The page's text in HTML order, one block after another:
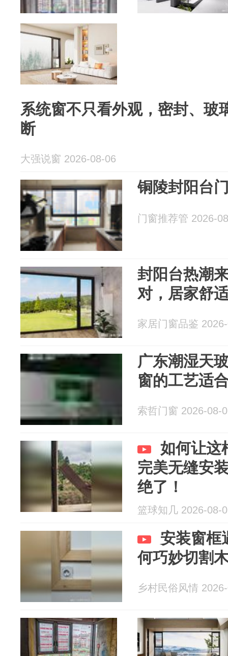
系统窗不只看外观，密封、玻
断
大强说窗 2026-08-06
铜陵封阳台
门窗推荐管 2026-
封阳台热潮
对，居家舒
家居门窗品鉴
广东潮湿天
窗的工艺适
索哲门窗 2026-08-
如何让这
完美无缝安
绝了！
篮球知几 2026-08-
安装窗框
何巧妙切割
乡村民俗风情